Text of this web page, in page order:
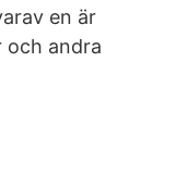
en är
och andra